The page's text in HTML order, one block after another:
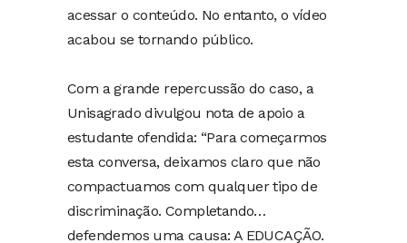
acessar o conteúdo. No entanto, o vídeo
acabou se tornando público.
Com a grande repercussão do caso, a
Unisagrado divulgou nota de apoio a
estudante ofendida: “Para começarmos
esta conversa, deixamos claro que não
compactuamos com qualquer tipo de
discriminação. Completando…
defendemos uma causa: A EDUCAÇÃO.